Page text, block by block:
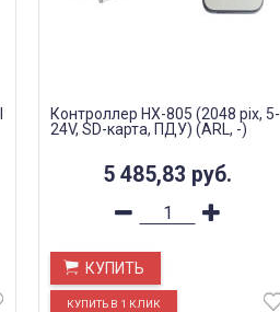
Контроллер HX-805 (2048 pix, 5-
24V, SD-карта, ПДУ) (ARL, -)
5 485,83 руб.
КУПИТЬ